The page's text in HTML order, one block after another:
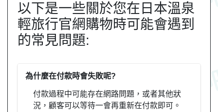
以下是一些關於您在日本溫泉
輕旅行官網購物時可能會遇到
的常見問題:
為什麼在付款時會失敗呢?
付款過程中可能存在網路問題，或者其他狀
況，顧客可以等待一會再重新在付款即可。